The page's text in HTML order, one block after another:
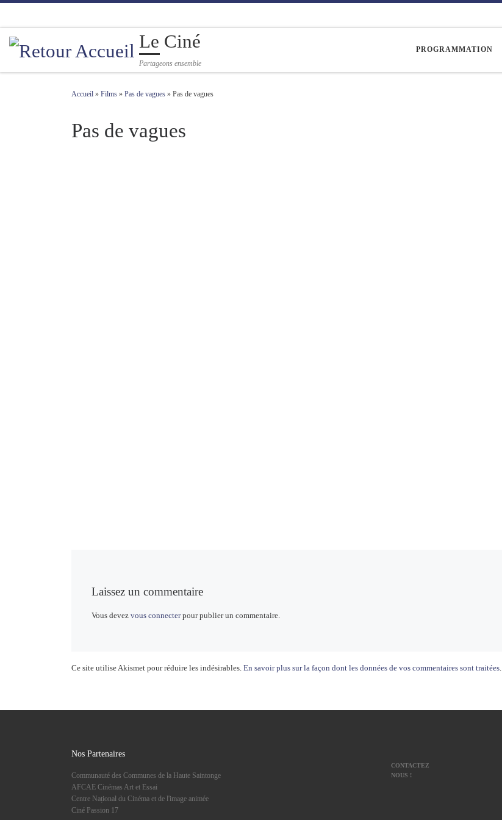
Le Ciné
Partageons ensemble
PROGRAMMATION
Accueil » Films » Pas de vagues » Pas de vagues
Pas de vagues
Laissez un commentaire
Vous devez vous connecterpour publier un commentaire.
Ce site utilise Akismet pour réduire les indésirables. En savoir plus sur la façon dont les données de vos commentaires sont traitées.
Nos Partenaires
Communauté des Communes de la Haute Saintonge
AFCAE Cinémas Art et Essai
Centre Național du Cinéma et de l'image animée
Ciné Passion 17
CONTACTEZ
NOUS !